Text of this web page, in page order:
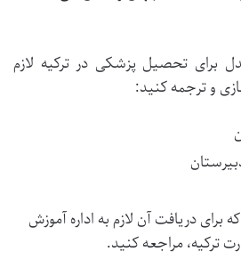
برای تحصیل پزشکی در ترکیه لازم
و ترجمه کنید:
دریافت آن لازم به اداره آموزش
ترکیه، مراجعه کنید.